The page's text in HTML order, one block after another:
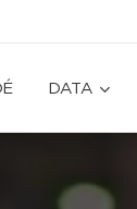
DATA